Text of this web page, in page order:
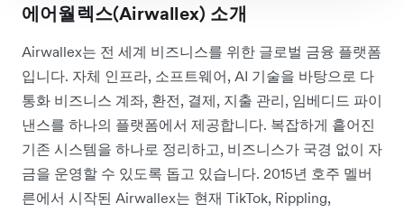
에어월렉스(Airwallex) 소개
Airwallex는 전 세계 비즈니스를 위한 글로벌 금융 플랫폼
입니다. 자체 인프라, 소프트웨어, AI 기술을 바탕으로 다
통화 비즈니스 계좌, 환전, 결제, 지출 관리, 임베디드 파이
낸스를 하나의 플랫폼에서 제공합니다. 복잡하게 흩어진
기존 시스템을 하나로 정리하고, 비즈니스가 국경 없이 자
금을 운영할 수 있도록 돕고 있습니다. 2015년 호주 멜버
른에서 시작된 Airwallex는 현재 TikTok, Rippling,